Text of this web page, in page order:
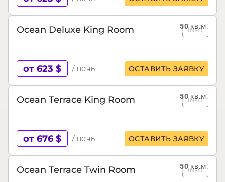
50кв.м.
Ocean Deluxe King Room INFO
от 623 $ / ночь ОСТАВИТЬ ЗАЯВКУ
50кв.м.
Ocean Terrace King Room INFO
от 676 $ / ночь ОСТАВИТЬ ЗАЯВКУ
50кв.м.
Ocean Terrace Twin Room INFO